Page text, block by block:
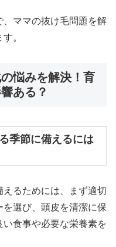
、ママの抜け毛問題を解
。
悩みを解決！育
ある？
季節に備えるには
るためには、まず適切
選び、頭皮を清潔に保
食事や必要な栄養素を